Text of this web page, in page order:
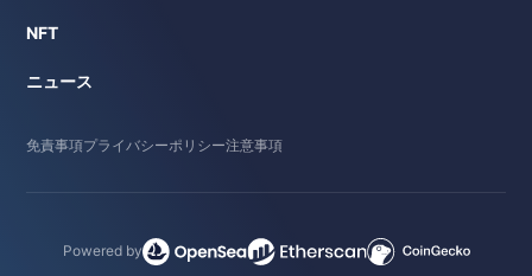
NFT
ニュース
免責事項プライバシーポリシー注意事項
Powered by